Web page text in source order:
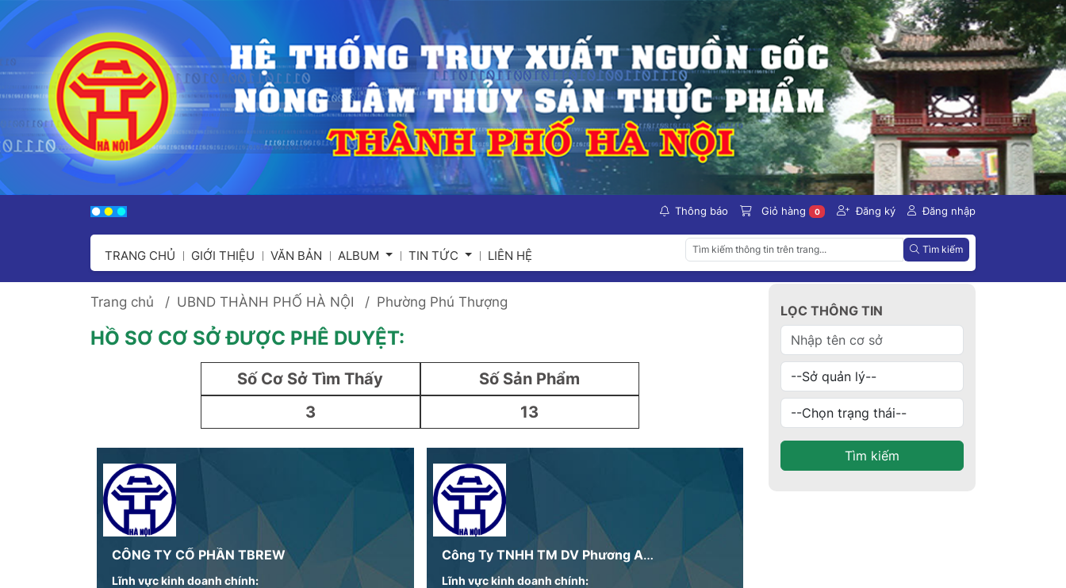
Thông báo Giỏ hàng 0 Đăng ký Đăng nhập
TRANG CHỦ GIỚI THIỆU VĂN BẢN ALBUM TIN TỨC LIÊN HỆ Tìm kiếm
Trang chủ UBND THÀNH PHỐ HÀ NỘI Phường Phú Thượng
HỒ SƠ CƠ SỞ ĐƯỢC PHÊ DUYỆT:
Số Cơ Sở Tìm Thấy
3
Số Sản Phẩm
13
CÔNG TY CỔ PHẦN TBREW
Lĩnh vực kinh doanh chính:
Công Ty TNHH TM DV Phương Anh Foodies
Lĩnh vực kinh doanh chính:
LỌC THÔNG TIN
Tìm kiếm